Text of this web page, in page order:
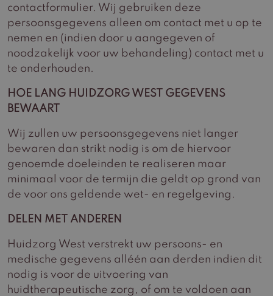
contactformulier. Wij gebruiken deze
persoonsgegevens alleen om contact met u op te
nemen en (indien door u aangegeven of
noodzakelijk voor uw behandeling) contact met u
te onderhouden.
HOE LANG HUIDZORG WEST GEGEVENS
BEWAART
Wij zullen uw persoonsgegevens niet langer
bewaren dan strikt nodig is om de hiervoor
genoemde doeleinden te realiseren maar
minimaal voor de termijn die geldt op grond van
de voor ons geldende wet- en regelgeving.
DELEN MET ANDEREN
Huidzorg West verstrekt uw persoons- en
medische gegevens alléén aan derden indien dit
nodig is voor de uitvoering van
huidtherapeutische zorg, of om te voldoen aan